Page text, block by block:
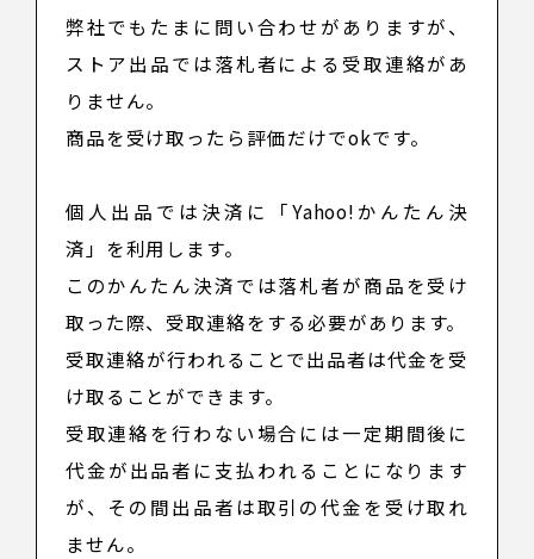
弊社でもたまに問い合わせがありますが、
ストア出品では落札者による受取連絡があ
りません。
商品を受け取ったら評価だけでokです。
個人出品では決済に「Yahoo!かんたん決
済」を利用します。
このかんたん決済では落札者が商品を受け
取った際、受取連絡をする必要があります。
受取連絡が行われることで出品者は代金を受
け取ることができます。
受取連絡を行わない場合には一定期間後に
代金が出品者に支払われることになります
が、その間出品者は取引の代金を受け取れ
ません。